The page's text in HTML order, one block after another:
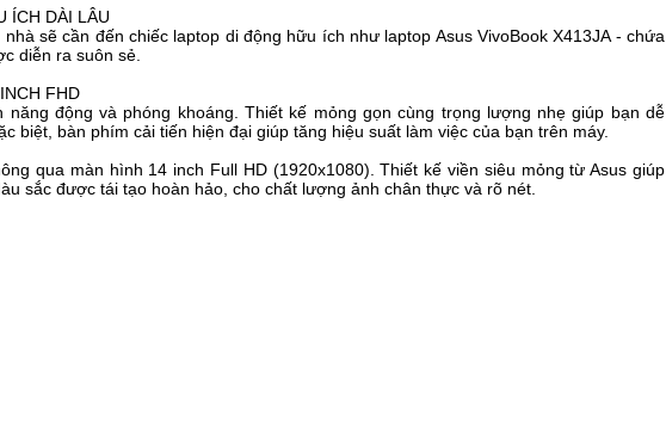
ÍCH DÀI LÂU
sẽ cần đến chiếc laptop di động hữu ích như laptop Asus VivoBook X413JA - chứa
diễn ra suôn sẻ.
FHD
năng động và phóng khoáng. Thiết kế mỏng gọn cùng trọng lượng nhẹ giúp bạn dễ
biệt, bàn phím cải tiến hiện đại giúp tăng hiệu suất làm việc của bạn trên máy.
qua màn hình 14 inch Full HD (1920x1080). Thiết kế viền siêu mỏng từ Asus giúp
sắc được tái tạo hoàn hảo, cho chất lượng ảnh chân thực và rõ nét.